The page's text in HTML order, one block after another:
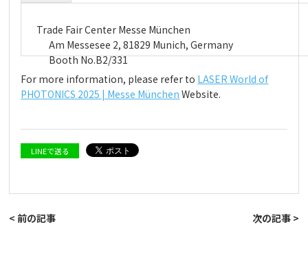
Trade Fair Center Messe München
Am Messesee 2, 81829 Munich, Germany
Booth No.B2/331
For more information, please refer to LASER World of
PHOTONICS 2025 | Messe München Website.
LINEで送る
< 前の記事 次の記事 >